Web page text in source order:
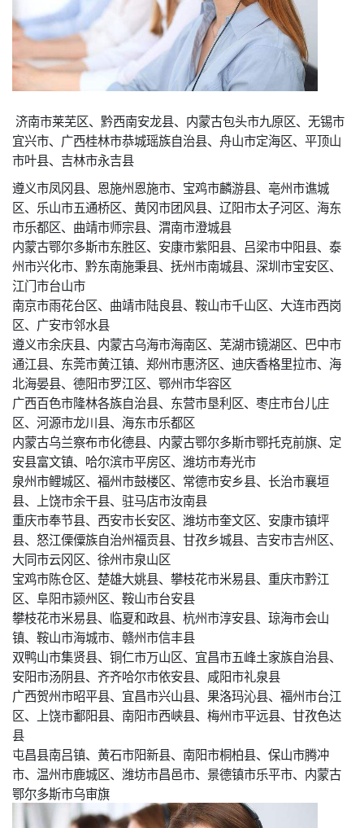
济南市莱芜区、黔西南安龙县、内蒙古包头市九原区、无锡市
宜兴市、广西桂林市恭城瑶族自治县、舟山市定海区、平顶山
市叶县、吉林市永吉县
遵义市凤冈县、恩施州恩施市、宝鸡市麟游县、亳州市谯城
区、乐山市五通桥区、黄冈市团风县、辽阳市太子河区、海东
市乐都区、曲靖市师宗县、渭南市澄城县
内蒙古鄂尔多斯市东胜区、安康市紫阳县、吕梁市中阳县、泰
州市兴化市、黔东南施秉县、抚州市南城县、深圳市宝安区、
江门市台山市
南京市雨花台区、曲靖市陆良县、鞍山市千山区、大连市西岗
区、广安市邻水县
遵义市余庆县、内蒙古乌海市海南区、芜湖市镜湖区、巴中市
通江县、东莞市黄江镇、郑州市惠济区、迪庆香格里拉市、海
北海晏县、德阳市罗江区、鄂州市华容区
广西百色市隆林各族自治县、东营市垦利区、枣庄市台儿庄
区、河源市龙川县、海东市乐都区
内蒙古乌兰察布市化德县、内蒙古鄂尔多斯市鄂托克前旗、定
安县富文镇、哈尔滨市平房区、潍坊市寿光市
泉州市鲤城区、福州市鼓楼区、常德市安乡县、长治市襄垣
县、上饶市余干县、驻马店市汝南县
重庆市奉节县、西安市长安区、潍坊市奎文区、安康市镇坪
县、怒江傈僳族自治州福贡县、甘孜乡城县、吉安市吉州区、
大同市云冈区、徐州市泉山区
宝鸡市陈仓区、楚雄大姚县、攀枝花市米易县、重庆市黔江
区、阜阳市颍州区、鞍山市台安县
攀枝花市米易县、临夏和政县、杭州市淳安县、琼海市会山
镇、鞍山市海城市、赣州市信丰县
双鸭山市集贤县、铜仁市万山区、宜昌市五峰土家族自治县、
安阳市汤阴县、齐齐哈尔市依安县、咸阳市礼泉县
广西贺州市昭平县、宜昌市兴山县、果洛玛沁县、福州市台江
区、上饶市鄱阳县、南阳市西峡县、梅州市平远县、甘孜色达
县
屯昌县南吕镇、黄石市阳新县、南阳市桐柏县、保山市腾冲
市、温州市鹿城区、潍坊市昌邑市、景德镇市乐平市、内蒙古
鄂尔多斯市乌审旗